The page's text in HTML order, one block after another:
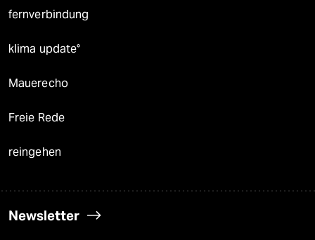
fernverbindung
klima update°
Mauerecho
Freie Rede
reingehen
Newsletter